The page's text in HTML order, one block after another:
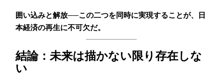
囲い込みと解放──この二つを同時に実現することが、日
本経済の再生に不可欠だ。
結論：未来は描かない限り存在しな
い